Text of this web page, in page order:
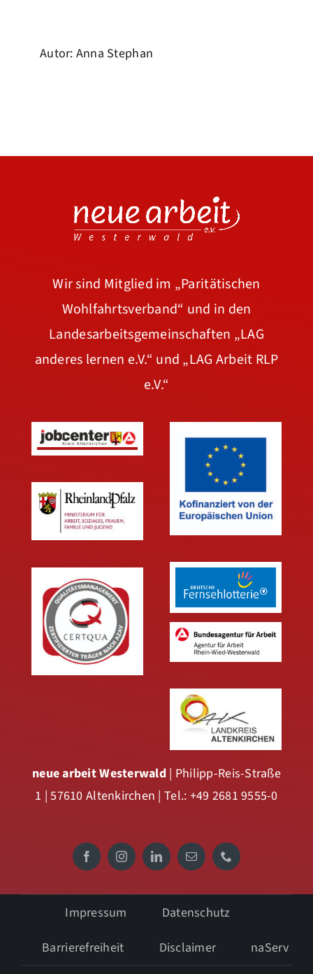
Autor: Anna Stephan
Wir sind Mitglied im „Paritätischen
Wohlfahrtsverband“ und in den
Landesarbeitsgemeinschaften „LAG
anderes lernen e.V.“ und „LAG Arbeit RLP
e.V.“
neue arbeit Westerwald | Philipp-Reis-Straße
1 | 57610 Altenkirchen | Tel.: +49 2681 9555-0
Impressum
Datenschutz
Barrierefreiheit
Disclaimer naServ